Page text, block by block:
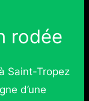
rodée
Saint-Tropez
d’une